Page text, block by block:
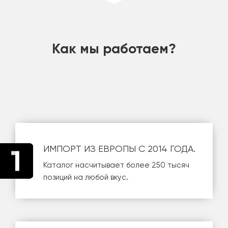
Как мы работаем?
ИМПОРТ ИЗ ЕВРОПЫ С 2014 ГОДА.
Каталог насчитывает более 250 тысяч
позиций на любой вкус.